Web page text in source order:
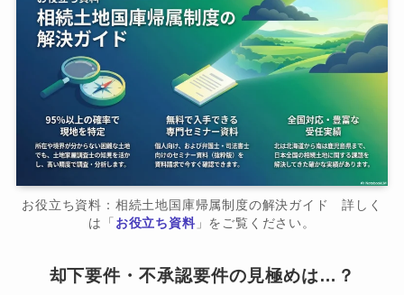
お役立ち資料：相続土地国庫帰属制度の解決ガイド 詳しく
は「 お役立ち資料」をご覧ください。
却下要件・不承認要件の見極めは…？